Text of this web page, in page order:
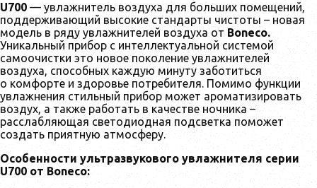
U700 — увлажнитель воздуха для больших помещений,
поддерживающий высокие стандарты чистоты – новая
модель в ряду увлажнителей воздуха от Boneco.
Уникальный прибор с интеллектуальной системой
самоочистки это новое поколение увлажнителей
воздуха, способных каждую минуту заботиться
о комфорте и здоровье потребителя. Помимо функции
увлажнения стильный прибор может ароматизировать
воздух, а также работать в качестве ночника –
расслабляющая светодиодная подсветка поможет
создать приятную атмосферу.
Особенности ультразвукового увлажнителя серии
U700 от Boneco: